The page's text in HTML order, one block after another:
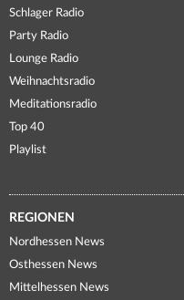
Schlager Radio
Party Radio
Lounge Radio
Weihnachtsradio
Meditationsradio
Top 40
Playlist
REGIONEN
Nordhessen News
Osthessen News
Mittelhessen News